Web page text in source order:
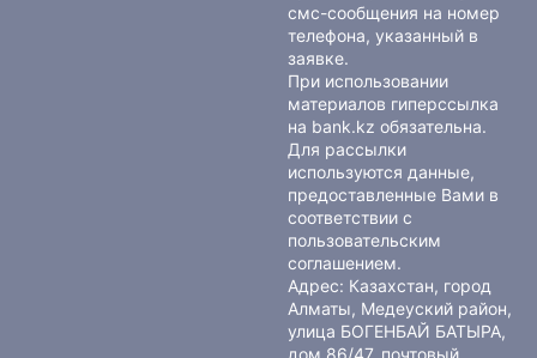
смс-сообщения на номер
телефона, указанный в
заявке.
При использовании
материалов гиперссылка
на bank.kz обязательна.
Для рассылки
используются данные,
предоставленные Вами в
соответствии с
пользовательским
соглашением.
Адрес: Казахстан, город
Алматы, Медеуский район,
улица БОГЕНБАЙ БАТЫРА,